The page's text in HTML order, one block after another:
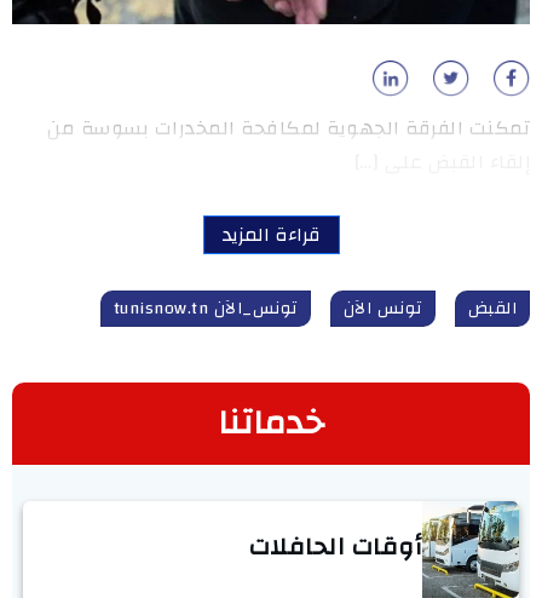
تمكنت الفرقة الجهوية لمكافحة المخدرات بسوسة من
قراءة المزيد
القبض تونس الآن تونس_الآن tunisnow.tn
خدماتنا
أوقات الحافلات